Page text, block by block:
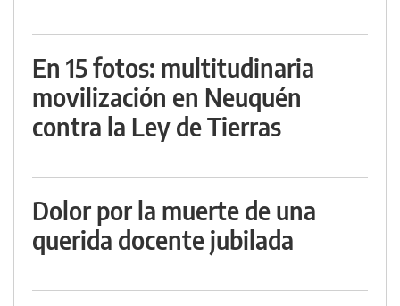
En 15 fotos: multitudinaria
movilización en Neuquén
contra la Ley de Tierras
Dolor por la muerte de una
querida docente jubilada